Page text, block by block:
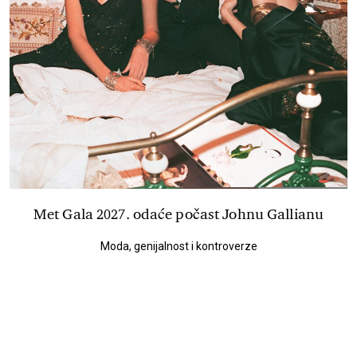
Met Gala 2027. odaće počast Johnu Gallianu
Moda, genijalnost i kontroverze